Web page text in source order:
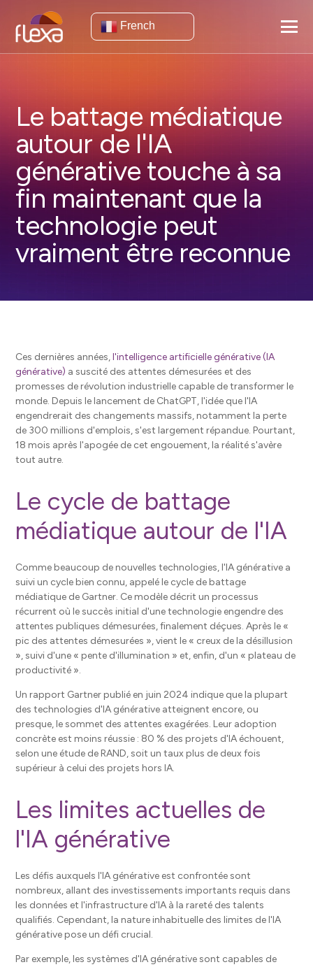
French
Le battage médiatique
autour de l'IA
générative touche à sa
fin maintenant que la
technologie peut
vraiment être reconnue
Ces dernières années,l'intelligence artificielle générative (IA
générative) a suscité des attentes démesurées et des
promesses de révolution industrielle capable de transformer le
monde. Depuis le lancement de ChatGPT, l'idée que l'IA
engendrerait des changements massifs, notamment la perte
de 300 millions d'emplois, s'est largement répandue. Pourtant,
18 mois après l'apogée de cet engouement, la réalité s'avère
tout autre.
Le cycle de battage
médiatique autour de l'IA
Comme beaucoup de nouvelles technologies, l'IA générative a
suivi un cycle bien connu, appelé le cycle de battage
médiatique de Gartner. Ce modèle décrit un processus
récurrent où le succès initial d'une technologie engendre des
attentes publiques démesurées, finalement déçues. Après le «
pic des attentes démesurées », vient le « creux de la désillusion
», suivi d'une « pente d'illumination » et, enfin, d'un « plateau de
productivité ».
Un rapport Gartner publié en juin 2024 indique que la plupart
des technologies d'IA générative atteignent encore, ou
presque, le sommet des attentes exagérées. Leur adoption
concrète est moins réussie : 80 % des projets d'IA échouent,
selon une étude de RAND, soit un taux plus de deux fois
supérieur à celui des projets hors IA.
Les limites actuelles de
l'IA générative
Les défis auxquels l'IA générative est confrontée sont
nombreux, allant des investissements importants requis dans
les données et l'infrastructure d'IA à la rareté des talents
qualifiés. Cependant, la nature inhabituelle des limites de l'IA
générative pose un défi crucial.
Par exemple, les systèmes d'IA générative sont capables de